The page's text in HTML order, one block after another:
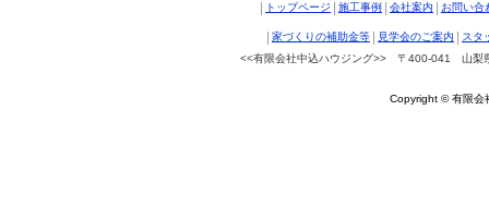
| トップページ | 施工事例 | 会社案内 | お問い合
| 家づくりの補助金等 | 見学会のご案内 | スタ
<<有限会社中込ハウジング>> 〒400-041 山
Copyright © 有限会